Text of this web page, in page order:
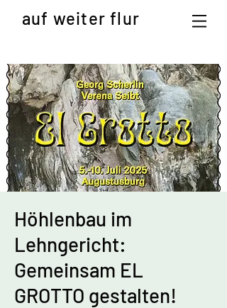
auf weiter flur
Höhlenbau im
Lehngericht:
Gemeinsam EL
GROTTO gestalten!